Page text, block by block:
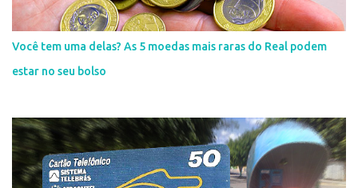
Você tem uma delas? As 5 moedas mais raras do Real podem
estar no seu bolso